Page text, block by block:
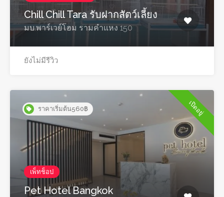
Chill Chill Tara รับฝากสัตว์เลี้ยง
มบ.พาร์เวย์โฮม รามคำแหง 150
ยังไม่มีรีวิว
ราคาเริ่มต้น560฿ เปิดอยู่
เพ็ทช็อป
Pet Hotel Bangkok